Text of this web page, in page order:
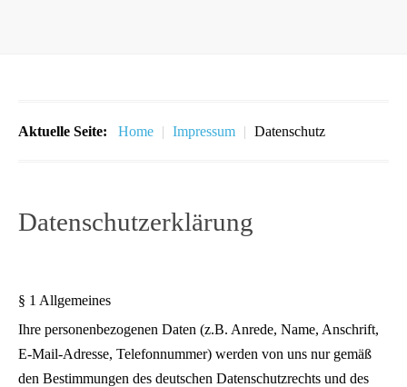
Aktuelle Seite: Home | Impressum | Datenschutz
Datenschutzerklärung
§ 1 Allgemeines
Ihre personenbezogenen Daten (z.B. Anrede, Name, Anschrift,
E-Mail-Adresse, Telefonnummer) werden von uns nur gemäß
den Bestimmungen des deutschen Datenschutzrechts und des